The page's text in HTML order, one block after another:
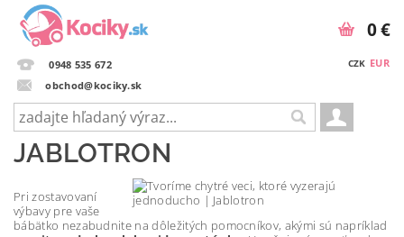
0948 535 672
obchod@kociky.sk
CZK EUR
0 €
JABLOTRON
Pri zostavovaní
výbavy pre vaše
bábätko nezabudnite na dôležitých pomocníkov, akými sú napríklad